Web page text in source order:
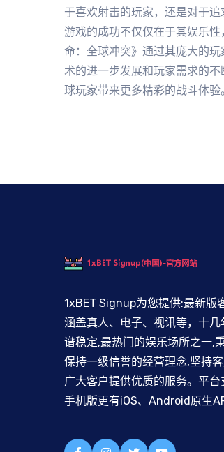
于喜欢射击的玩家，还是对于
游戏的成功不仅仅在于其娱乐
命：全球冲突》通过其庞大的
术的进一步发展和玩家需求的
球玩家带来更多精彩的战斗体验。
1xBET Signup为您提供:最新版
涵盖真人、电子、视讯等，十
谱稳定,最热门的娱乐场所之一,
保持一级信誉的经营理念,坚持
广大客户提供优质的服务。平台
手机版更有iOS、Android原生